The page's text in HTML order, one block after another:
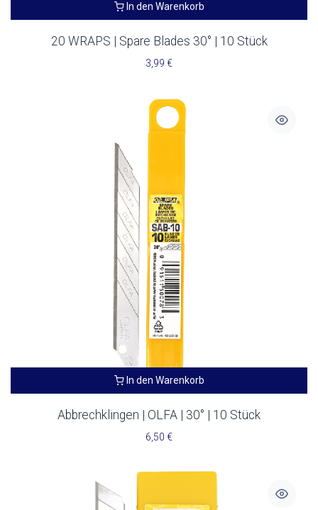
In den Warenkorb
20 WRAPS | Spare Blades 30° | 10 Stück
3,99 €
In den Warenkorb
Abbrechklingen | OLFA | 30° | 10 Stück
6,50 €